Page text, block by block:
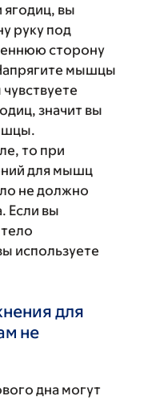
вы
руку под
сторону
мышцы
значит вы
то при
для мышц
не должно
Если вы
используете
для
не
дна могут